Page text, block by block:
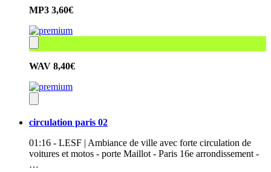
MP3 3,60€
WAV 8,40€
circulation paris 02
01:16 - LESF | Ambiance de ville avec forte circulation de
voitures et motos - porte Maillot - Paris 16e arrondissement -
…